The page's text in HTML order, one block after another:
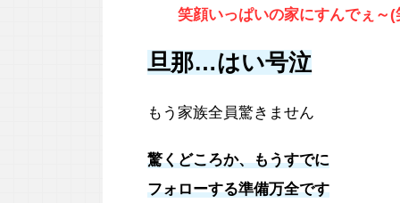
笑顔いっぱいの家にすんでぇ～(
旦那…はい号泣
もう家族全員驚きません
驚くどころか、もうすでに
フォローする準備万全です